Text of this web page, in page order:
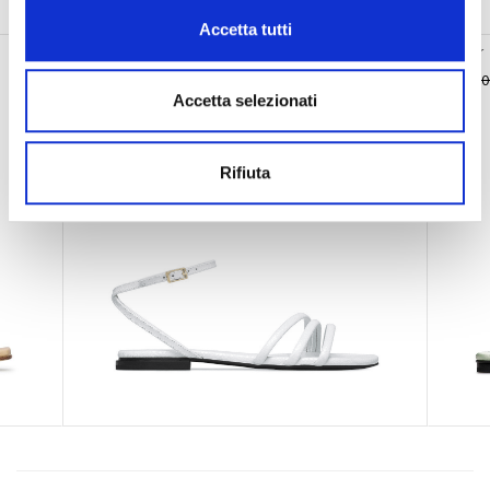
Accetta tutti
Accetta selezionati
Rifiuta
Slipper
€